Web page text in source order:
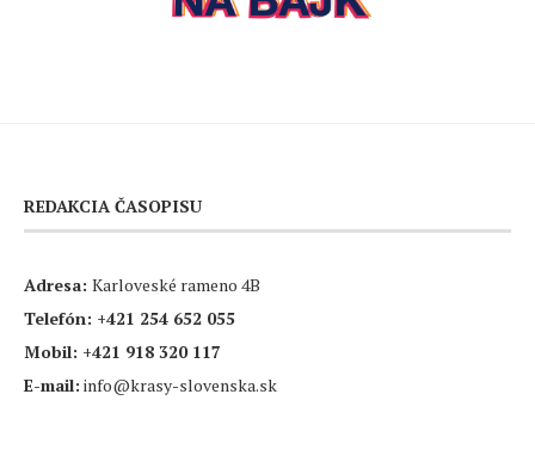
REDAKCIA ČASOPISU
Adresa: Karloveské rameno 4B
Telefón: +421 254 652 055
Mobil: +421 918 320 117
E-mail: info@krasy-slovenska.sk